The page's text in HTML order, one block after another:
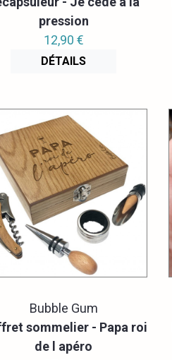
pression
12,90 €
DÉTAILS
Bubble Gum
sommelier - Papa roi
de l apéro